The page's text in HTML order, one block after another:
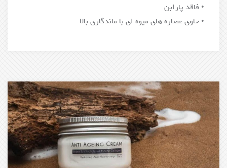
• فاقد پارابن
• حاوی عصاره های میوه ای با ماندگاری بالا